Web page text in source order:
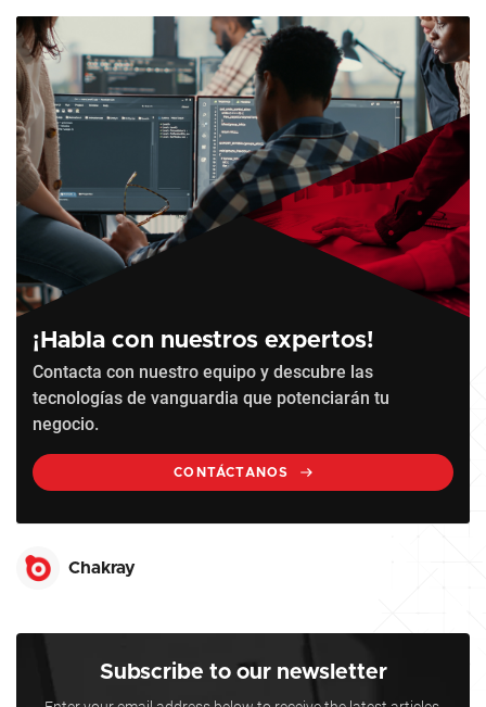
¡Habla con nuestros expertos!
Contacta con nuestro equipo y descubre las
tecnologías de vanguardia que potenciarán tu
negocio.
CONTÁCTANOS
Chakray
Subscribe to our newsletter